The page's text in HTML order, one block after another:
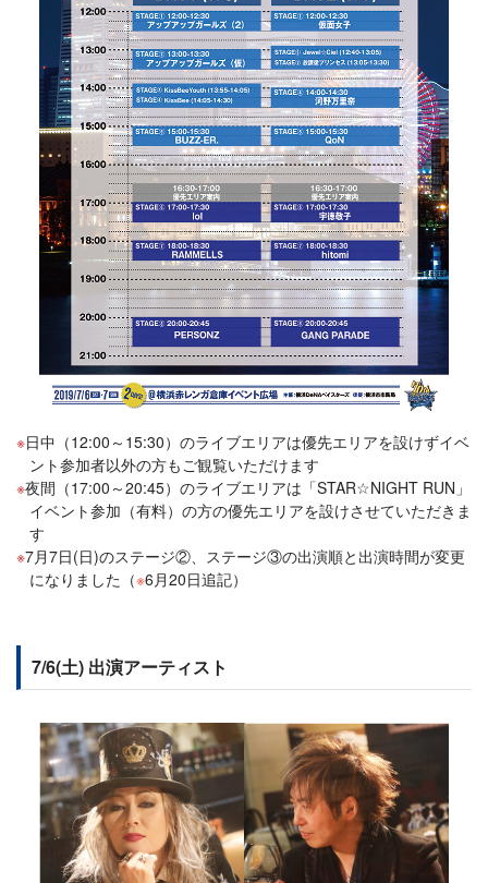
日中（12:00～15:30）のライブエリアは優先エリアを設けずイベ
ント参加者以外の方もご観覧いただけます
夜間（17:00～20:45）のライブエリアは「STAR☆NIGHT RUN」
イベント参加（有料）の方の優先エリアを設けさせていただきま
す
7月7日(日)のステージ②、ステージ③の出演順と出演時間が変更
になりました（※6月20日追記）
7/6(土) 出演アーティスト